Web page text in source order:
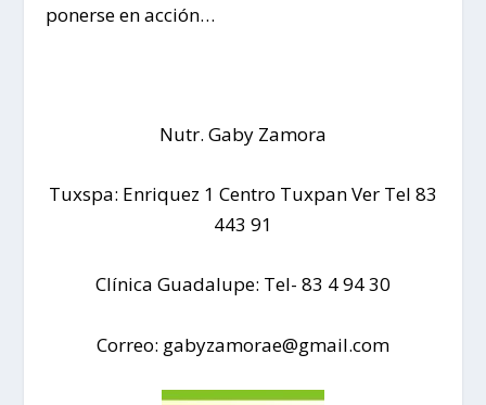
ponerse en acción…
Nutr. Gaby Zamora
Tuxspa: Enriquez 1 Centro Tuxpan Ver Tel 83
443 91
Clínica Guadalupe: Tel- 83 4 94 30
Correo: gabyzamorae@gmail.com